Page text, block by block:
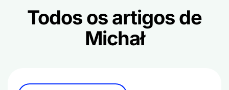
Todos os artigos de
Michał